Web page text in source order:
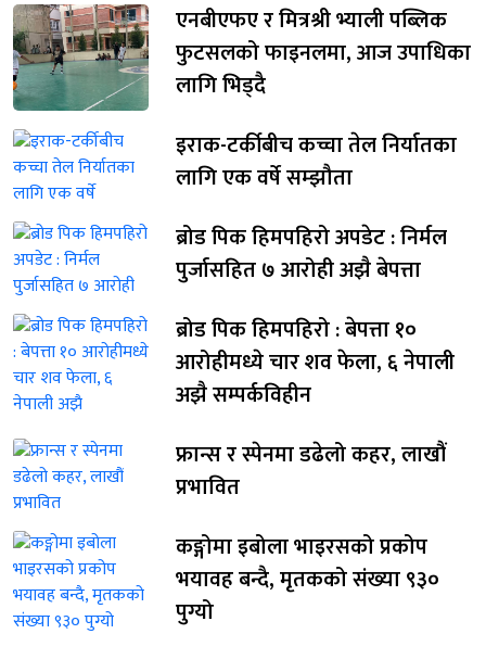
एनबीएफए र मित्रश्री भ्याली पब्लिक
फुटसलको फाइनलमा, आज उपाधिका
लागि भिड्दै
इराक-टर्कीबीच कच्चा तेल निर्यातका
लागि एक वर्षे सम्झौता
ब्रोड पिक हिमपहिरो अपडेट : निर्मल
पुर्जासहित ७ आरोही अझै बेपत्ता
ब्रोड पिक हिमपहिरो : बेपत्ता १०
आरोहीमध्ये चार शव फेला, ६ नेपाली
अझै सम्पर्कविहीन
फ्रान्स र स्पेनमा डढेलो कहर, लाखौं
प्रभावित
कङ्गोमा इबोला भाइरसको प्रकोप
भयावह बन्दै, मृतकको संख्या ९३०
पुग्यो